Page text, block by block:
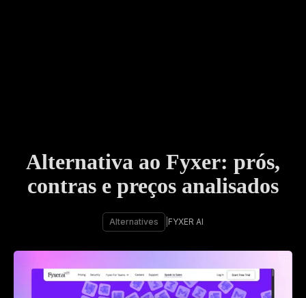
Alternativa ao Fyxer: prós,
contras e preços analisados
Alternatives FYXER AI